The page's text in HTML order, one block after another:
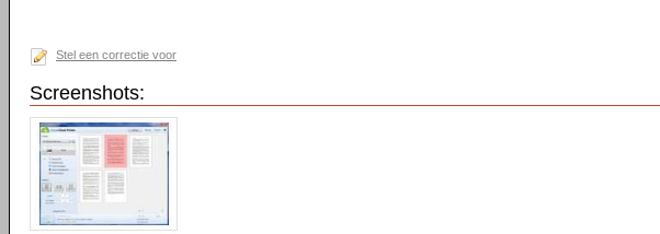
Stel een correctie voor
Screenshots: